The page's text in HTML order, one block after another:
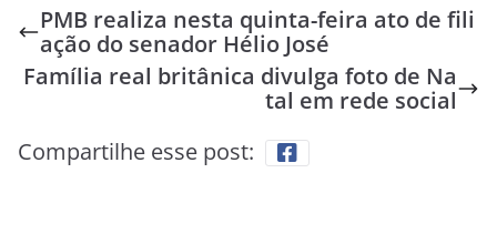
PMB realiza nesta quinta-feira ato de fili
ação do senador Hélio José
Família real britânica divulga foto de Na
tal em rede social
Compartilhe esse post: